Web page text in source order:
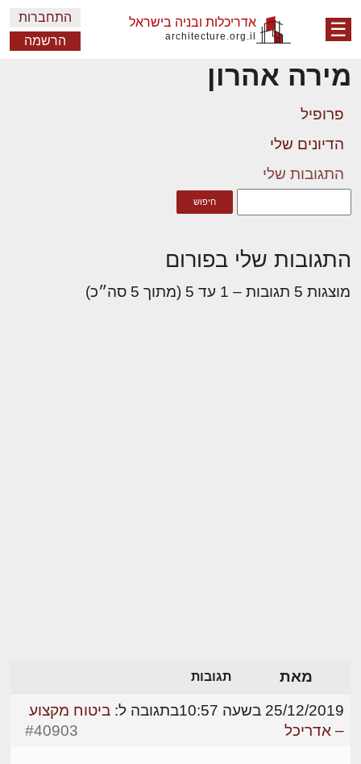
☰ אדריכלות ובניה בישראל
architecture.org.il
התחברות
הרשמה
מירה אהרון
פרופיל
הדיונים שלי
התגובות שלי
התגובות שלי בפורום
מוצגות 5 תגובות – 1 עד 5 (מתוך 5 סה״כ)
מאת תגובות
25/12/2019 בשעה 10:57 בתגובה ל: ביטוח מקצוע
– אדריכל
#40903